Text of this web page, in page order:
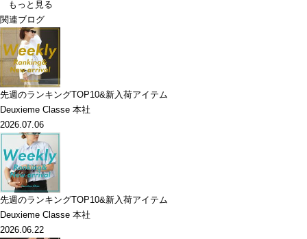
もっと見る
関連ブログ
先週のランキングTOP10&新入荷アイテム
Deuxieme Classe 本社
2026.07.06
先週のランキングTOP10&新入荷アイテム
Deuxieme Classe 本社
2026.06.22